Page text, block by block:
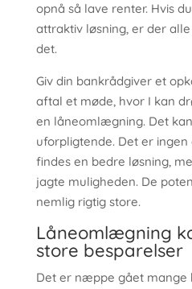
opnå så lave renter. Hvis
attraktiv løsning, er der
det.
Giv din bankrådgiver et
aftal et møde, hvor I kan
en låneomlægning. Det
uforpligtende. Det er
findes en bedre løsning,
jagte muligheden. De
nemlig rigtig store.
Låneomlægning
store besparelser
Det er næppe gået mange